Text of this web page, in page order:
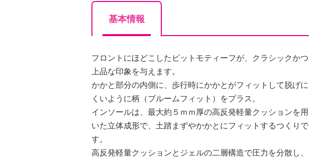
基本情報
フロントにほどこしたビットモティーフが、クラシックかつ
上品な印象を与えます。
かかと部分の内側に、歩行時にかかとがフィットして脱げに
くいように柄（ブルームフィット）をプラス。
インソールは、最大約５ｍｍ厚の高反発軽量クッションを用
いた立体成形で、土踏まずやかかとにフィットするつくりで
す。
高反発軽量クッションとジェルの二層構造で圧力を分散し、